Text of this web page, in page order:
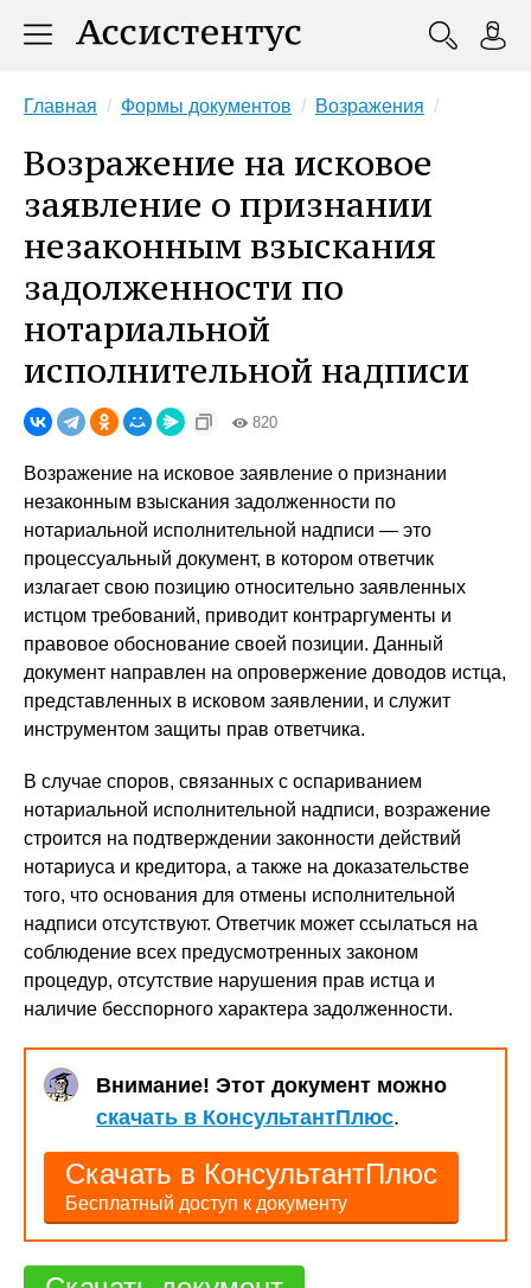
Главная Формы документов Возражения
Возражение на исковое
заявление о признании
незаконным взыскания
задолженности по
нотариальной
исполнительной надписи
820
Возражение на исковое заявление о признании
незаконным взыскания задолженности по
нотариальной исполнительной надписи — это
процессуальный документ, в котором ответчик
излагает свою позицию относительно заявленных
истцом требований, приводит контраргументы и
правовое обоснование своей позиции. Данный
документ направлен на опровержение доводов истца,
представленных в исковом заявлении, и служит
инструментом защиты прав ответчика.
В случае споров, связанных с оспариванием
нотариальной исполнительной надписи, возражение
строится на подтверждении законности действий
нотариуса и кредитора, а также на доказательстве
того, что основания для отмены исполнительной
надписи отсутствуют. Ответчик может ссылаться на
соблюдение всех предусмотренных законом
процедур, отсутствие нарушения прав истца и
наличие бесспорного характера задолженности.
Внимание! Этот документ можно
скачать в КонсультантПлюс.
Скачать в КонсультантПлюс
Бесплатный доступ к документу